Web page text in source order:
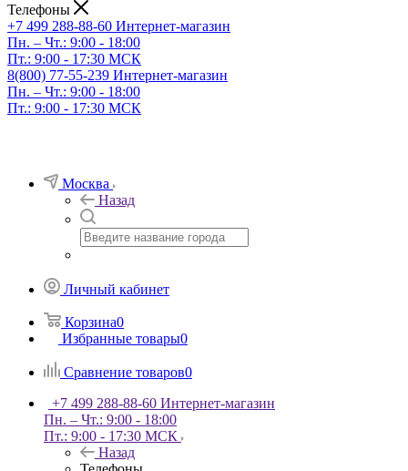
Телефоны
+7 499 288-88-60 Интернет-магазин
Пн. – Чт.: 9:00 - 18:00
Пт.: 9:00 - 17:30 МСК
8(800) 77-55-239 Интернет-магазин
Пн. – Чт.: 9:00 - 18:00
Пт.: 9:00 - 17:30 МСК
Москва
Назад
Личный кабинет
Корзина0
Избранные товары0
Сравнение товаров0
+7 499 288-88-60 Интернет-магазин
Пн. – Чт.: 9:00 - 18:00
Пт.: 9:00 - 17:30 МСК
Назад